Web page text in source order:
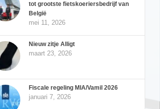
tot grootste fietskoeriersbedrijf van
België
mei 11, 2026
Nieuw zitje Alligt
maart 23, 2026
Fiscale regeling MIA/Vamil 2026
januari 7, 2026